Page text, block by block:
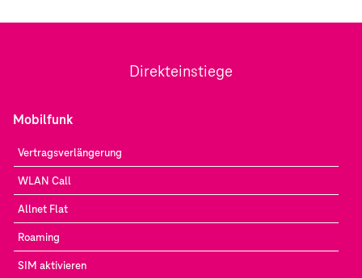
Direkteinstiege
Mobilfunk
Vertragsverlängerung
WLAN Call
Allnet Flat
Roaming
SIM aktivieren